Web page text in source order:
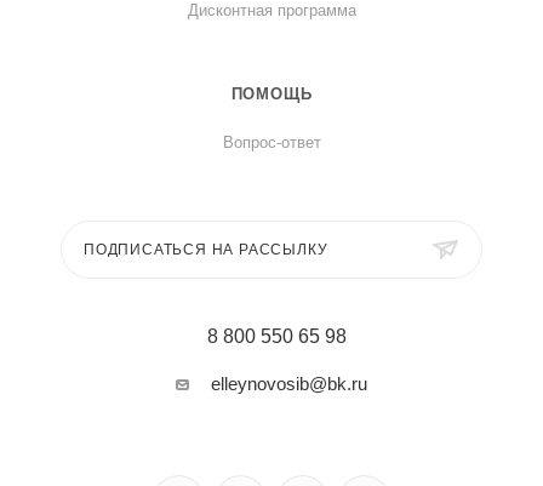
Дисконтная программа
ПОМОЩЬ
Вопрос-ответ
ПОДПИСАТЬСЯ НА РАССЫЛКУ
8 800 550 65 98
elleynovosib@bk.ru